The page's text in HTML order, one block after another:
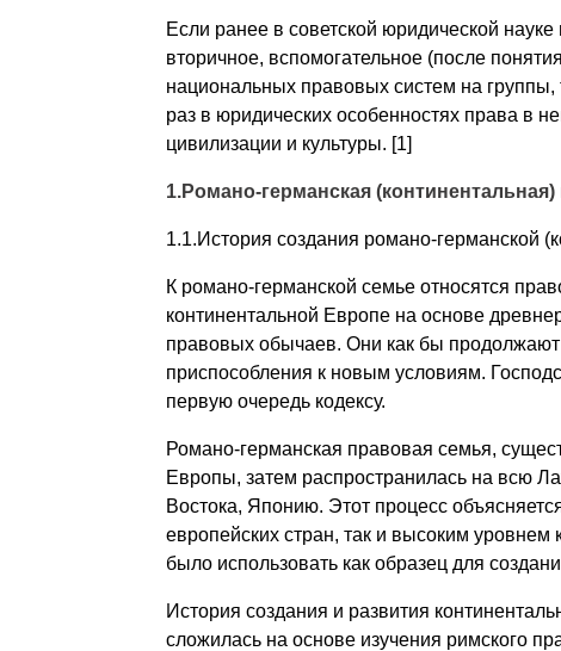
Если ранее в советской юридической
вторичное, вспомогательное (после
национальных правовых систем на
раз в юридических особенностях права в
цивилизации и культуры. [1]
1.Романо-германская
1.1.История создания романо-германской
К романо-германской семье относятся
континентальной Европе на основе
правовых обычаев. Они как бы
приспособления к новым условиям.
первую очередь кодексу.
Романо-германская правовая семья,
Европы, затем распространилась на всю
Востока, Японию. Этот процесс
европейских стран, так и высоким
было использовать как образец для
История создания и развития
сложилась на основе изучения римского